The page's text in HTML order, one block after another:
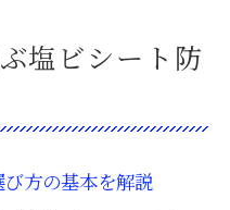
実績から読み解く安
必要な塩ビシート防
塩ビシート防
方の基本を解説